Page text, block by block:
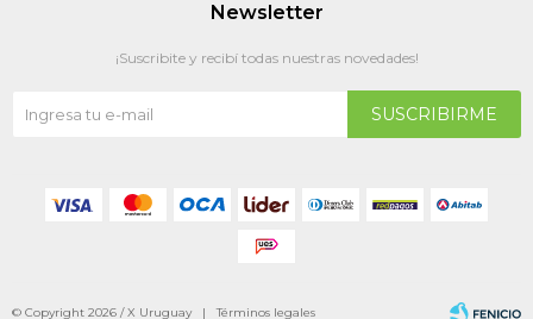
Newsletter
¡Suscribite y recibí todas nuestras novedades!
SUSCRIBIRME
© Copyright 2026 / X Uruguay |Términos legales